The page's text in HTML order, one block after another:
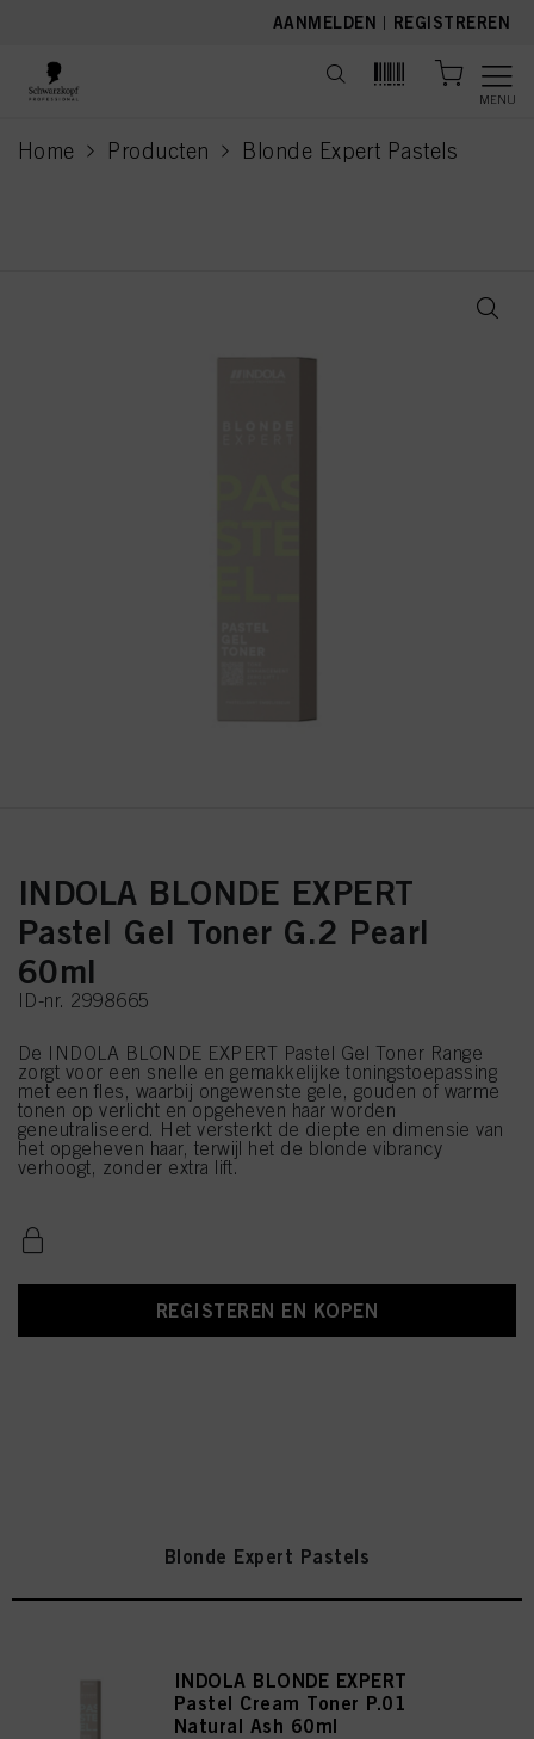
AANMELDEN | REGISTREREN
MENU
Home Producten Blonde Expert Pastels
current page
INDOLA BLONDE EXPERT
Pastel Gel Toner G.2 Pearl
60ml
ID-nr. 2998665
De INDOLA BLONDE EXPERT Pastel Gel Toner Range
zorgt voor een snelle en gemakkelijke toningstoepassing
met een fles, waarbij ongewenste gele, gouden of warme
tonen op verlicht en opgeheven haar worden
geneutraliseerd. Het versterkt de diepte en dimensie van
het opgeheven haar, terwijl het de blonde vibrancy
verhoogt, zonder extra lift.
REGISTEREN EN KOPEN
Blonde Expert Pastels
INDOLA BLONDE EXPERT
Pastel Cream Toner P.01
Natural Ash 60ml